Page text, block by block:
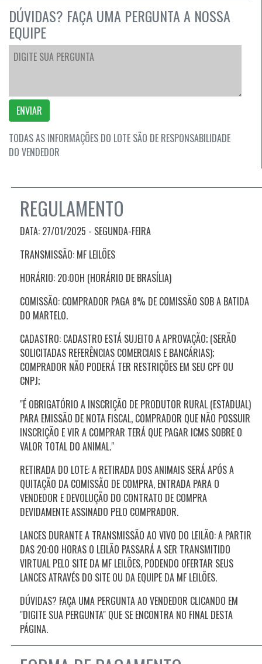
DÚVIDAS? FAÇA UMA PERGUNTA A NOSSA
EQUIPE
ENVIAR
TODAS AS INFORMAÇÕES DO LOTE SÃO DE RESPONSABILIDADE
DO VENDEDOR
REGULAMENTO
DATA: 27/01/2025 - SEGUNDA-FEIRA
TRANSMISSÃO: MF LEILÕES
HORÁRIO: 20:00H (HORÁRIO DE BRASÍLIA)
COMISSÃO: COMPRADOR PAGA 8% DE COMISSÃO SOB A BATIDA
DO MARTELO.
CADASTRO: CADASTRO ESTÁ SUJEITO A APROVAÇÃO; (SERÃO
SOLICITADAS REFERÊNCIAS COMERCIAIS E BANCÁRIAS);
COMPRADOR NÃO PODERÁ TER RESTRIÇÕES EM SEU CPF OU
CNPJ;
"É OBRIGATÓRIO A INSCRIÇÃO DE PRODUTOR RURAL (ESTADUAL)
PARA EMISSÃO DE NOTA FISCAL, COMPRADOR QUE NÃO POSSUIR
INSCRIÇÃO E VIR A COMPRAR TERÁ QUE PAGAR ICMS SOBRE O
VALOR TOTAL DO ANIMAL."
RETIRADA DO LOTE: A RETIRADA DOS ANIMAIS SERÁ APÓS A
QUITAÇÃO DA COMISSÃO DE COMPRA, ENTRADA PARA O
VENDEDOR E DEVOLUÇÃO DO CONTRATO DE COMPRA
DEVIDAMENTE ASSINADO PELO COMPRADOR.
LANCES DURANTE A TRANSMISSÃO AO VIVO DO LEILÃO: A PARTIR
DAS 20:00 HORAS O LEILÃO PASSARÁ A SER TRANSMITIDO
VIRTUAL PELO SITE DA MF LEILÕES, PODENDO OFERTAR SEUS
LANCES ATRAVÉS DO SITE OU DA EQUIPE DA MF LEILÕES.
DÚVIDAS? FAÇA UMA PERGUNTA AO VENDEDOR CLICANDO EM
"DIGITE SUA PERGUNTA" QUE SE ENCONTRA NO FINAL DESTA
PÁGINA.